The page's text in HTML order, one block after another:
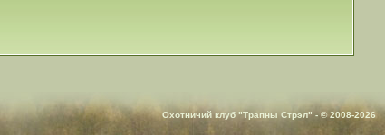
Охотничий клуб "Трапны Стрэл" - © 2008-2026